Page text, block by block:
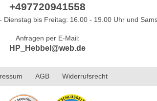
+497720941558
Dienstag bis Freitag: 16.00 - 19.00 Uhr und
Anfragen per E-Mail:
HP_Hebbel@web.de
AGB Widerrufsrecht